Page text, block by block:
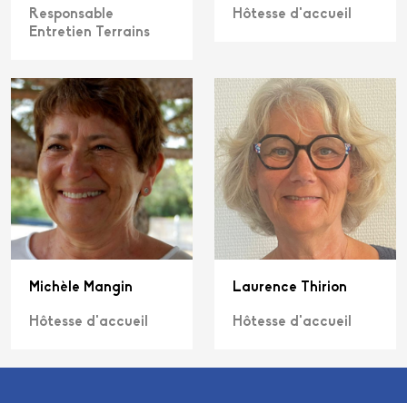
Responsable
Entretien Terrains
Hôtesse d'accueil
Michèle Mangin
Hôtesse d'accueil
Laurence Thirion
Hôtesse d'accueil